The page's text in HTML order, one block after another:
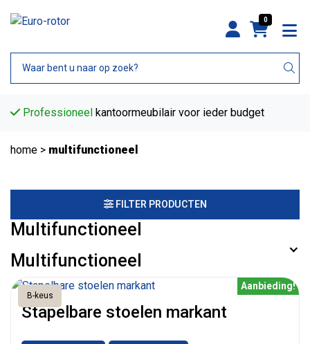
0
Professioneel kantoormeubilair voor ieder budget
home > multifunctioneel
FILTER PRODUCTEN
Multifunctioneel
Multifunctioneel
Aanbieding!
B-keus
Stapelbare stoelen markant